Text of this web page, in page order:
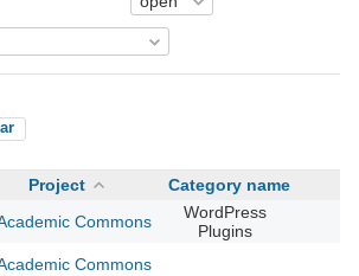
Project
Category name
Commons
WordPress
Plugins
Commons